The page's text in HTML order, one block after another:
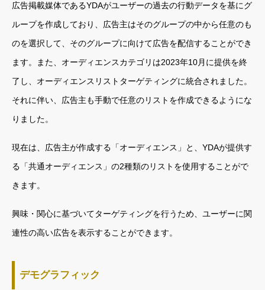
広告掲載媒体であるYDAがユーザーの過去の行動データを基にグ
ループを作成しており、広告主はそのグループの中から任意のも
のを選択して、そのグループに向けて広告を配信することができ
ます。また、オーディエンスカテゴリは2023年10月に提供を終
了し、オーディエンスリストターゲティングに統合されました。
それに伴い、広告主も手動で任意のリストを作成できるようにな
りました。
現在は、広告主が作成する「オーディエンス」と、YDAが提供す
る「共通オーディエンス」の2種類のリストを使用することがで
きます。
興味・関心に基づいてターゲティングを行うため、ユーザーに関
連性の高い広告を表示することができます。
デモグラフィック